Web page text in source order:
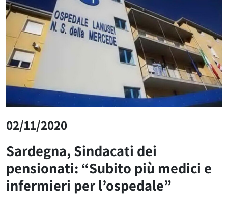
02/11/2020
Sardegna, Sindacati dei
pensionati: “Subito più medici e
infermieri per l’ospedale”